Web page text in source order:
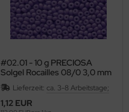
#02.01 - 10 g PRECIOSA
Solgel Rocailles 08/0 3,0 mm
- Opaque Amethyst (Purple)
Lieferzeit: ca. 3-8 Arbeitstage;
1,12 EUR